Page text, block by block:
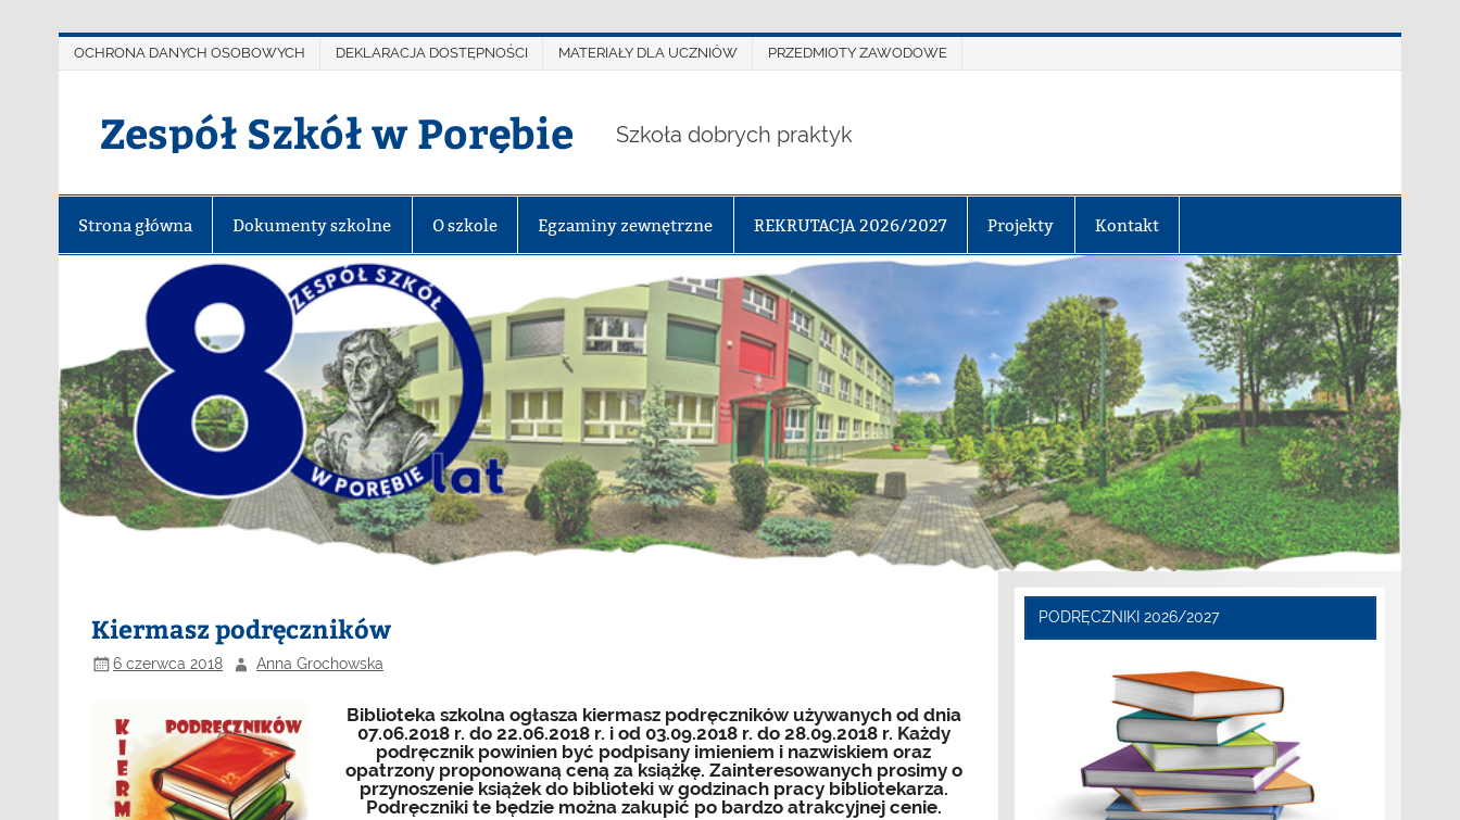
OCHRONA DANYCH OSOBOWYCH DEKLARACJA DOSTĘPNOŚCI MATERIAŁY DLA UCZNIÓW PRZEDMIOTY ZAWODOWE
Zespół Szkół w Porębie Szkoła dobrych praktyk
Strona główna Dokumenty szkolne O szkole Egzaminy zewnętrzne REKRUTACJA 2026/2027 Projekty Kontakt
Kiermasz podręczników
6 czerwca 2018 Anna Grochowska
Biblioteka szkolna ogłasza kiermasz podręczników używanych od dnia
07.06.2018 r. do 22.06.2018 r. i od 03.09.2018 r. do 28.09.2018 r. Każdy
podręcznik powinien być podpisany imieniem i nazwiskiem oraz
opatrzony proponowaną ceną za książkę. Zainteresowanych prosimy o
przynoszenie książek do biblioteki w godzinach pracy bibliotekarza.
Podręczniki te będzie można zakupić po bardzo atrakcyjnej cenie.
PODRĘCZNIKI 2026/2027